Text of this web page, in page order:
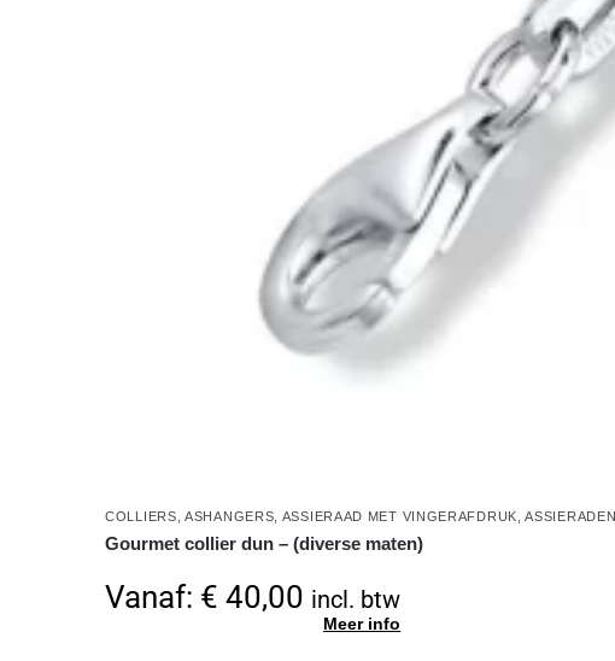
COLLIERS ,ASHANGERS ASSIERAAD MET VINGERAFDRUK ,ASSIERADEN
Gourmet collier dun – (diverse maten)
Vanaf: € 40,00 incl. btw
Meer info